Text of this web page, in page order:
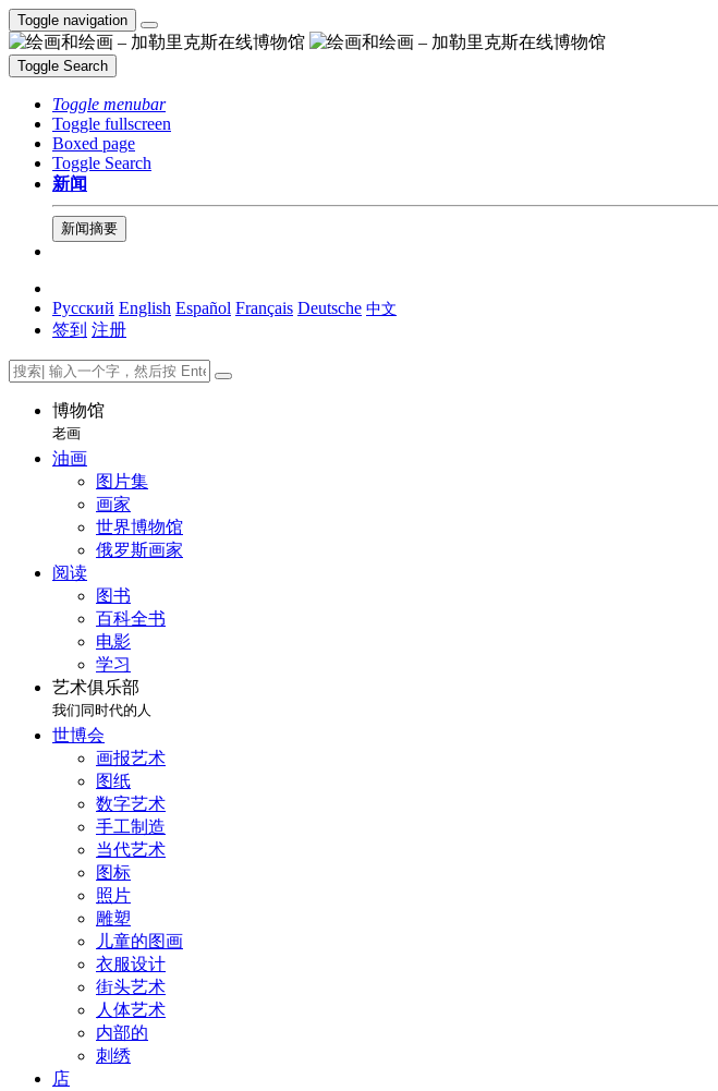
Toggle navigation
Toggle Search
Toggle menubar
Toggle fullscreen
Boxed page
Toggle Search
新闻
新闻摘要
Русский English Español Français Deutsche 中文
签到 注册
博物馆
老画
油画
图片集
画家
世界博物馆
俄罗斯画家
阅读
图书
百科全书
电影
学习
艺术俱乐部
我们同时代的人
世博会
画报艺术
图纸
数字艺术
手工制造
当代艺术
图标
照片
雕塑
儿童的图画
衣服设计
街头艺术
人体艺术
内部的
刺绣
店